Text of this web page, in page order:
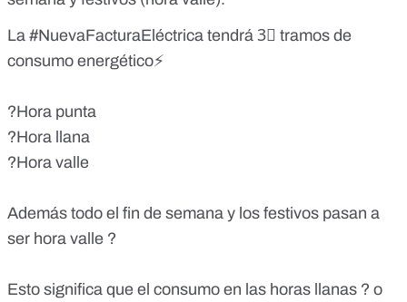
La #NuevaFacturaEléctrica tendrá 3⃣ tramos de
consumo energético⚡️
?Hora punta
?Hora llana
?Hora valle
Además todo el fin de semana y los festivos pasan a
ser hora valle ?
Esto significa que el consumo en las horas llanas ? o